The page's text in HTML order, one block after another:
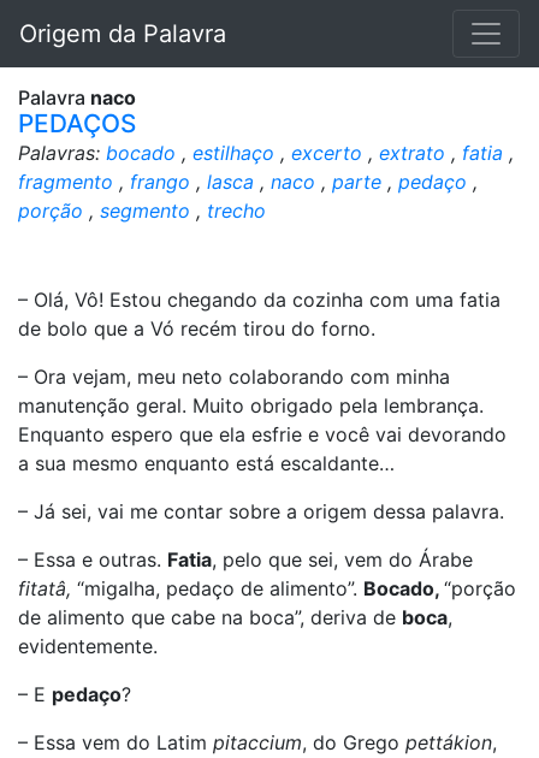
Origem da Palavra
Palavra naco
PEDAÇOS
Palavras: bocado , estilhaço , excerto , extrato , fatia ,
fragmento , frango , lasca , naco , parte , pedaço ,
porção , segmento , trecho
– Olá, Vô! Estou chegando da cozinha com uma fatia
de bolo que a Vó recém tirou do forno.
– Ora vejam, meu neto colaborando com minha
manutenção geral. Muito obrigado pela lembrança.
Enquanto espero que ela esfrie e você vai devorando
a sua mesmo enquanto está escaldante…
– Já sei, vai me contar sobre a origem dessa palavra.
– Essa e outras. Fatia, pelo que sei, vem do Árabe
fitatâ, “migalha, pedaço de alimento”. Bocado, “porção
de alimento que cabe na boca”, deriva de boca,
evidentemente.
– E pedaço?
– Essa vem do Latim pitaccium, do Grego pettákion,